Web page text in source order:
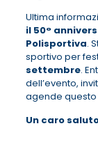
Ultima
il 50°
Polisportiva.
sportivo per
settembre.
dell’evento,
agende
Un caro